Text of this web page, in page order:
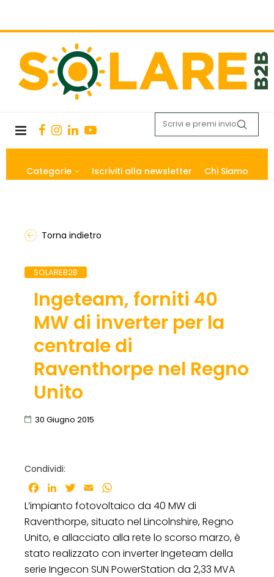
Categorie Iscriviti alla newsletter Chi Siamo
Torna indietro
SOLAREB2B
Ingeteam, forniti 40
MW di inverter per la
centrale di
Raventhorpe nel Regno
Unito
30 Giugno 2015
Condividi:
Facebook
LinkedInTwitter
Email
L’impianto fotovoltaico da 40 MW di
Raventhorpe, situato nel Lincolnshire, Regno
Unito, e allacciato alla rete lo scorso marzo, è
stato realizzato con inverter Ingeteam della
serie Ingecon SUN PowerStation da 2,33 MVA